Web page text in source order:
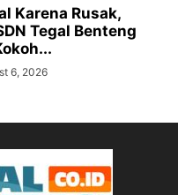
Karena Rusak,
Tegal Benteng
6, 2026